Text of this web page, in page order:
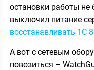
остановки работы
выключил питание
восстанавливать 1С
А вот с сетевым
повозиться –